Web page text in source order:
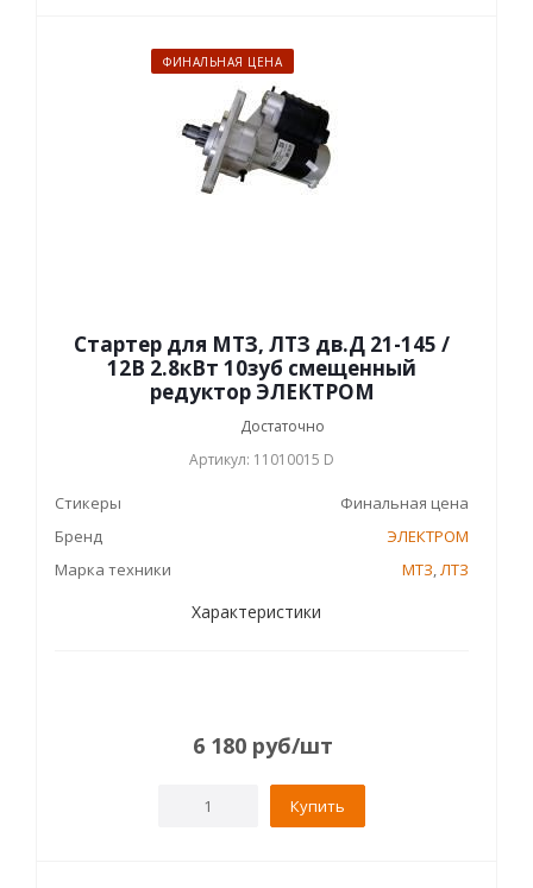
ФИНАЛЬНАЯ ЦЕНА
Стартер для МТЗ, ЛТЗ дв.Д 21-145 /
12В 2.8кВт 10зуб смещенный
редуктор ЭЛЕКТРОМ
Достаточно
Артикул: 11010015 D
Стикеры
Финальная цена
Бренд
ЭЛЕКТРОМ
Марка техники
МТЗ,ЛТЗ
Характеристики
6 180руб/шт
Купить